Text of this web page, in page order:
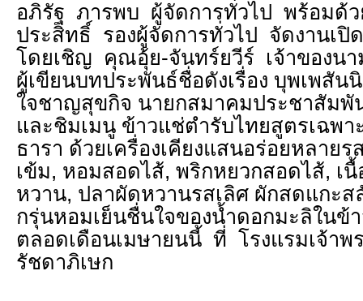
อภิรัฐ ภารพบ ผู้จัดการทั่วไป พร้อมด้
ประสิทธิ์ รองผู้จัดการทั่วไป จัดงานเปิ
โดยเชิญ คุณอุ้ย-จันทร์ยวีร์ เจ้าของนา
ผู้เขียนบทประพันธ์ชื่อดังเรื่อง บุพเพสั
ใจชาญสุขกิจ นายกสมาคมประชาสัมพั
และชิมเมนู ข้าวแช่ตำรับไทยสูตรเฉพา
ธารา ด้วยเครื่องเคียงแสนอร่อยหลาย
เข้ม, หอมสอดไส้, พริกหยวกสอดไส้, เ
หวาน, ปลาผัดหวานรสเลิศ ผักสดแกะ
กรุ่นหอมเย็นชื่นใจของน้ำดอกมะลิในข้
ตลอดเดือนเมษายนนี้ ที่ โรงแรมเจ้าพ
รัชดาภิเษก